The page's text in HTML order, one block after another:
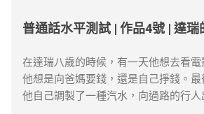
管网络审查非常严密，但许多VPN服务
或定居路徑準備對應文件（如合約、稅
常見拒簽原因與避坑建議 誤區一：依
自雇續簽需避免「虛假掛靠」，空殼公
誤區二：忽略居住要求 離港超過180天
可能被視為「非通常居住」。 誤區三
是樹，難道你就不想到它的樸質，嚴肅
後的廣大土
節選自茅盾《白楊禮讚》 資料搜
看法，僅供學習用途。請各位讀者閲讀
有什麼賣的。” 布魯諾從集市上回來向
問。 布魯諾趕快戴上帽子又跑到集上，
一共四十袋土豆。 “價格是多少？” 布
集上問來了價格。 “好吧，”老闆對他說
普通話水平測試 | 作品4號 | 達瑞
在達瑞八歲的時候，有一天他想去看電
他想是向爸媽要錢，還是自己掙錢。最
他自己調製了一種汽水，向過路的行人